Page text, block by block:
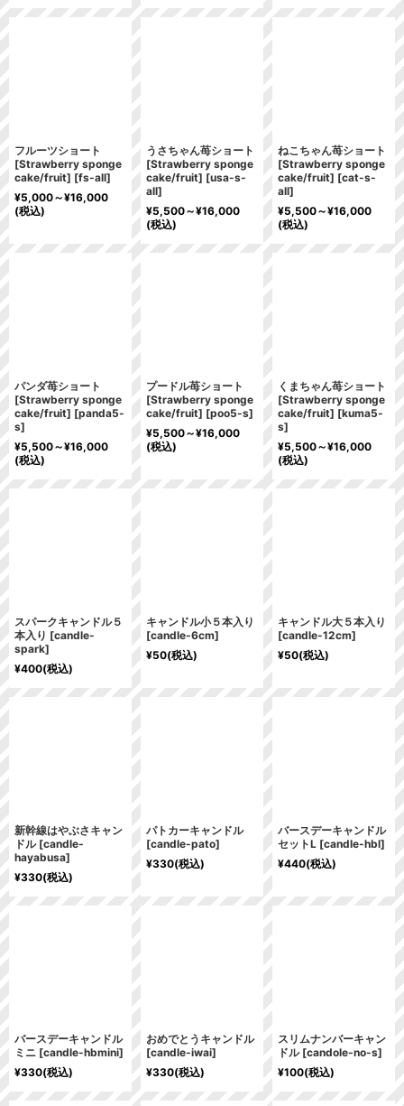
フルーツショート
[Strawberry sponge
cake/fruit] [fs-all]
¥5,000～¥16,000
(税込)
うさちゃん苺ショート
[Strawberry sponge
cake/fruit] [usa-s-
all]
¥5,500～¥16,000
(税込)
ねこちゃん苺ショート
[Strawberry sponge
cake/fruit] [cat-s-
all]
¥5,500～¥16,000
(税込)
パンダ苺ショート
[Strawberry sponge
cake/fruit] [panda5-
s]
¥5,500～¥16,000
(税込)
プードル苺ショート
[Strawberry sponge
cake/fruit] [poo5-s]
¥5,500～¥16,000
(税込)
くまちゃん苺ショート
[Strawberry sponge
cake/fruit] [kuma5-
s]
¥5,500～¥16,000
(税込)
スパークキャンドル５
本入り [candle-
spark]
¥400(税込)
キャンドル小５本入り
[candle-6cm]
¥50(税込)
キャンドル大５本入り
[candle-12cm]
¥50(税込)
新幹線はやぶさキャン
ドル [candle-
hayabusa]
¥330(税込)
パトカーキャンドル
[candle-pato]
¥330(税込)
バースデーキャンドル
セットL [candle-hbl]
¥440(税込)
バースデーキャンドル
ミニ [candle-hbmini]
¥330(税込)
おめでとうキャンドル
[candle-iwai]
¥330(税込)
スリムナンバーキャン
ドル [candole-no-s]
¥100(税込)